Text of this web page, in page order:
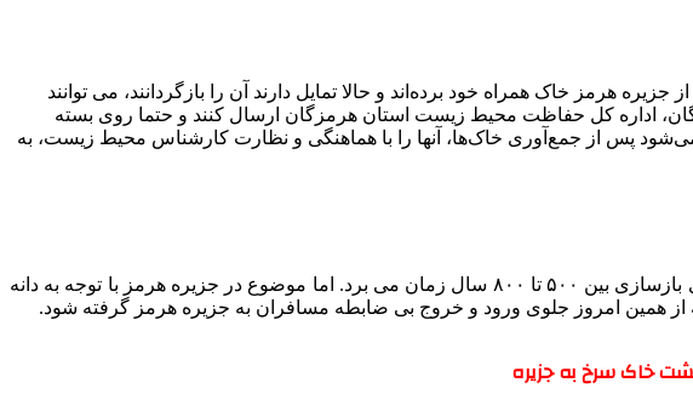
هرمز خاک همراه خود برده‌اند و حالا تمایل دارند آن را بازگردانند، می توانند
اداره کل حفاظت محیط زیست استان هرمزگان ارسال کنند و حتما روی بسته
پس از جمع‌آوری خاک‌ها، آنها را با هماهنگی و نظارت کارشناس محیط زیست، به
درباره وضعیت خاک جزیره هرمز گفت: خاک تخریب شده برای بازسازی بین ۵۰۰ تا ۸۰۰ سال زمان می برد. اما موضوع در جزیره هرمز با توجه به دانه
از همین امروز جلوی ورود و خروج بی ضابطه مسافران به جزیره هرمز گرفته شود.
خاک سرخ به جزیره